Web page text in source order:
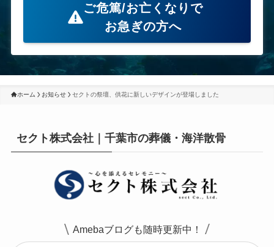
ご危篤/お亡くなりで
お急ぎの方へ
ホーム お知らせ セクトの祭壇、供花に新しいデザインが登場しました
セクト株式会社｜千葉市の葬儀・海洋散骨
Amebaブログも随時更新中！